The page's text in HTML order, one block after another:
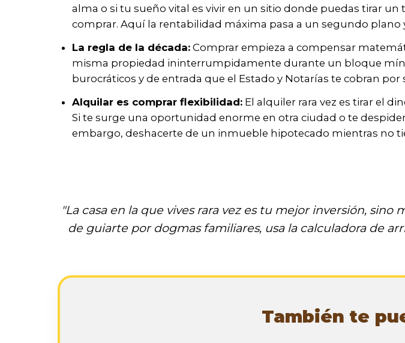
alma o si tu sueño vital es vivir en un sitio donde puedas tirar
comprar. Aquí la rentabilidad máxima pasa a un segundo plano
La regla de la década: Comprar empieza a compensar
misma propiedad ininterrumpidamente durante un bloque
burocráticos y de entrada que el Estado y Notarías te cobran por
Alquilar es comprar flexibilidad: El alquiler rara vez es tirar el
Si te surge una oportunidad enorme en otra ciudad o te
embargo, deshacerte de un inmueble hipotecado mientras no
"La casa en la que vives rara vez es tu mejor inversión,
de guiarte por dogmas familiares, usa la calculadora de
También te